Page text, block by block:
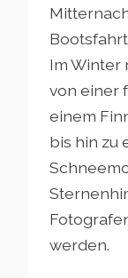
Im Winter
von einer
einem
bis hin zu
werden.